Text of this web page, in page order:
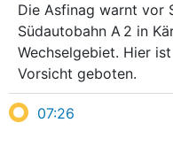
Die Asfinag warnt vor
Südautobahn A 2 in
Wechselgebiet. Hier
Vorsicht geboten.
07:26